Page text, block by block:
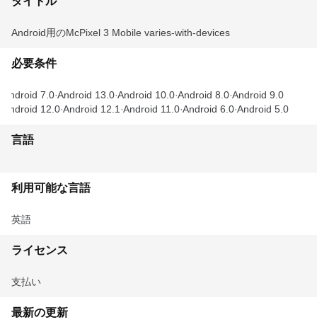
Android用のMcPixel 3 Mobile varies-with-devices
必要条件
Android 7.0 Android 13.0 Android 10.0 Android 8.0 Android 9.0
Android 12.0 Android 12.1 Android 11.0 Android 6.0 Android 5.0
言語
利用可能な言語
英語
ライセンス
支払い
最新の更新